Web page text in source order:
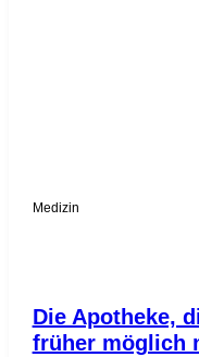
Medizin
Die Apotheke,
früher möglich